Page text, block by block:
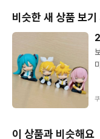
비슷한 새 상품 보기
이 상품과 비슷해요